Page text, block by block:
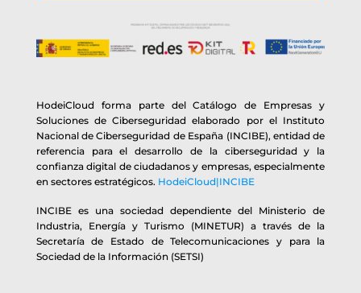
HodeiCloud forma parte del Catálogo de Empresas y
Soluciones de Ciberseguridad elaborado por el Instituto
Nacional de Ciberseguridad de España (INCIBE), entidad de
referencia para el desarrollo de la ciberseguridad y la
confianza digital de ciudadanos y empresas, especialmente
en sectores estratégicos. HodeiCloud|INCIBE
INCIBE es una sociedad dependiente del Ministerio de
Industria, Energía y Turismo (MINETUR) a través de la
Secretaría de Estado de Telecomunicaciones y para la
Sociedad de la Información (SETSI)